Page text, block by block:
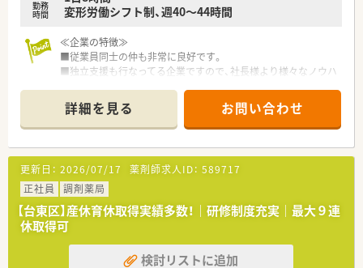
勤務
時間
変形労働シフト制、週40～44時間
≪企業の特徴≫
■従業員同士の仲も非常に良好です。
■独立支援も行なってる企業ですので、社長様より様々なノウハ
■長期キャリア形成を図る観点から40歳くらいまでの方で未経
験も相談可能！
■宮城を中心に山形・関東地区へ店舗展開しております。今後も
関西など広範囲の出店を計画している急成長企業です。
■管理職志望の方から仕事と家庭の両立を目指す方まで様々な
希望を持つスタッフが連携を取って運営を行っております。
■スキンケア用品、サプリメントの通信販売、薬局開設のコンサ
ルティング事業まで幅広く事業展開しております。
■独立支援、開業物件の紹介も行っております！
≪働きやすい環境です！≫
■加算に対し意識はしつつもノルマや強制ではなく、患者様の意
詳細を見る お問い合わせ
更新日： 2026/07/17 薬剤師求人ID： 589717
正社員
調剤薬局
【台東区】産休育休取得実績多数！｜研修制度充実｜最大９連
休取得可
検討リストに追加